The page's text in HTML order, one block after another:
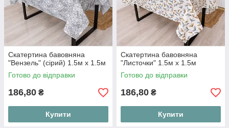
Скатертина бавовняна
"Вензель" (сірий) 1.5м х 1.5м
Готово до відправки
186,80 ₴
Купити
Скатертина бавовняна
"Листочки" 1.5м х 1.5м
Готово до відправки
186,80 ₴
Купити